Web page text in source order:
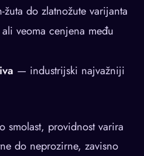
do zlatnožute varijanta
veoma cenjena među
— industrijski najvažniji
smolast, providnost varira
do neprozirne, zavisno